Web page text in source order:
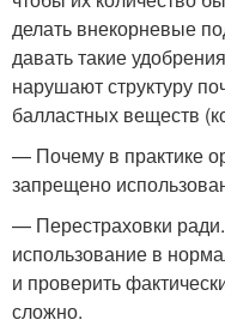
делать внекорневые
давать такие
нарушают структуру
балластных веществ
— Почему в практике
запрещено
— Перестраховки
использование в
и проверить
сложно.